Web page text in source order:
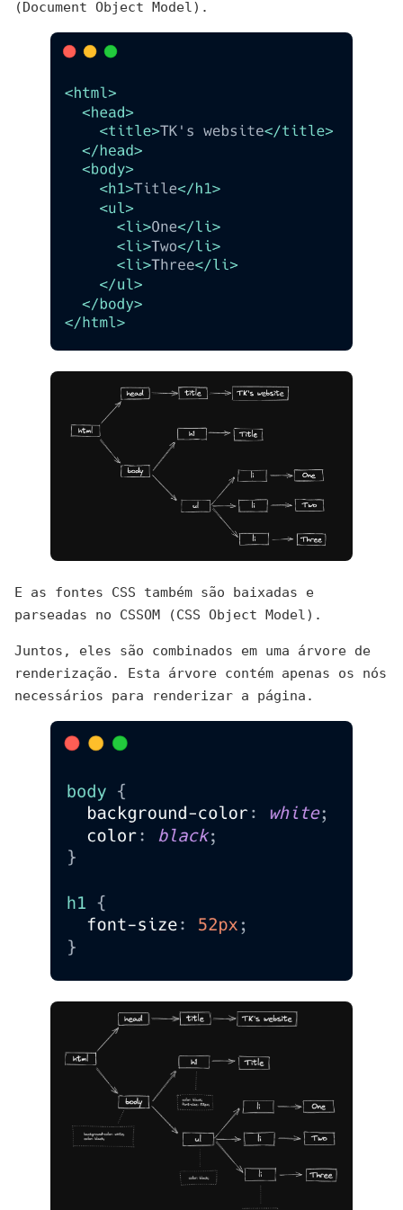
(Document Object Model).
E as fontes CSS também são baixadas e
parseadas no CSSOM (CSS Object Model).
Juntos, eles são combinados em uma árvore de
renderização. Esta árvore contém apenas os nós
necessários para renderizar a página.